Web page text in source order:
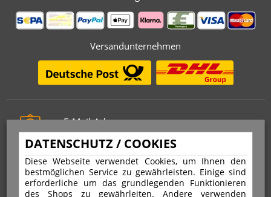
DATENSCHUTZ / COOKIES
Diese Webseite verwendet Cookies, um Ihnen den
bestmöglichen Service zu gewährleisten. Einige sind
erforderliche um das grundlegenden Funktionieren
des Shops zu gewährleiten. Andere verwenden
Versandunternehmen
E-Mail-Adresse
info@stempelfritz.de
Telefon
0221 677 812 08